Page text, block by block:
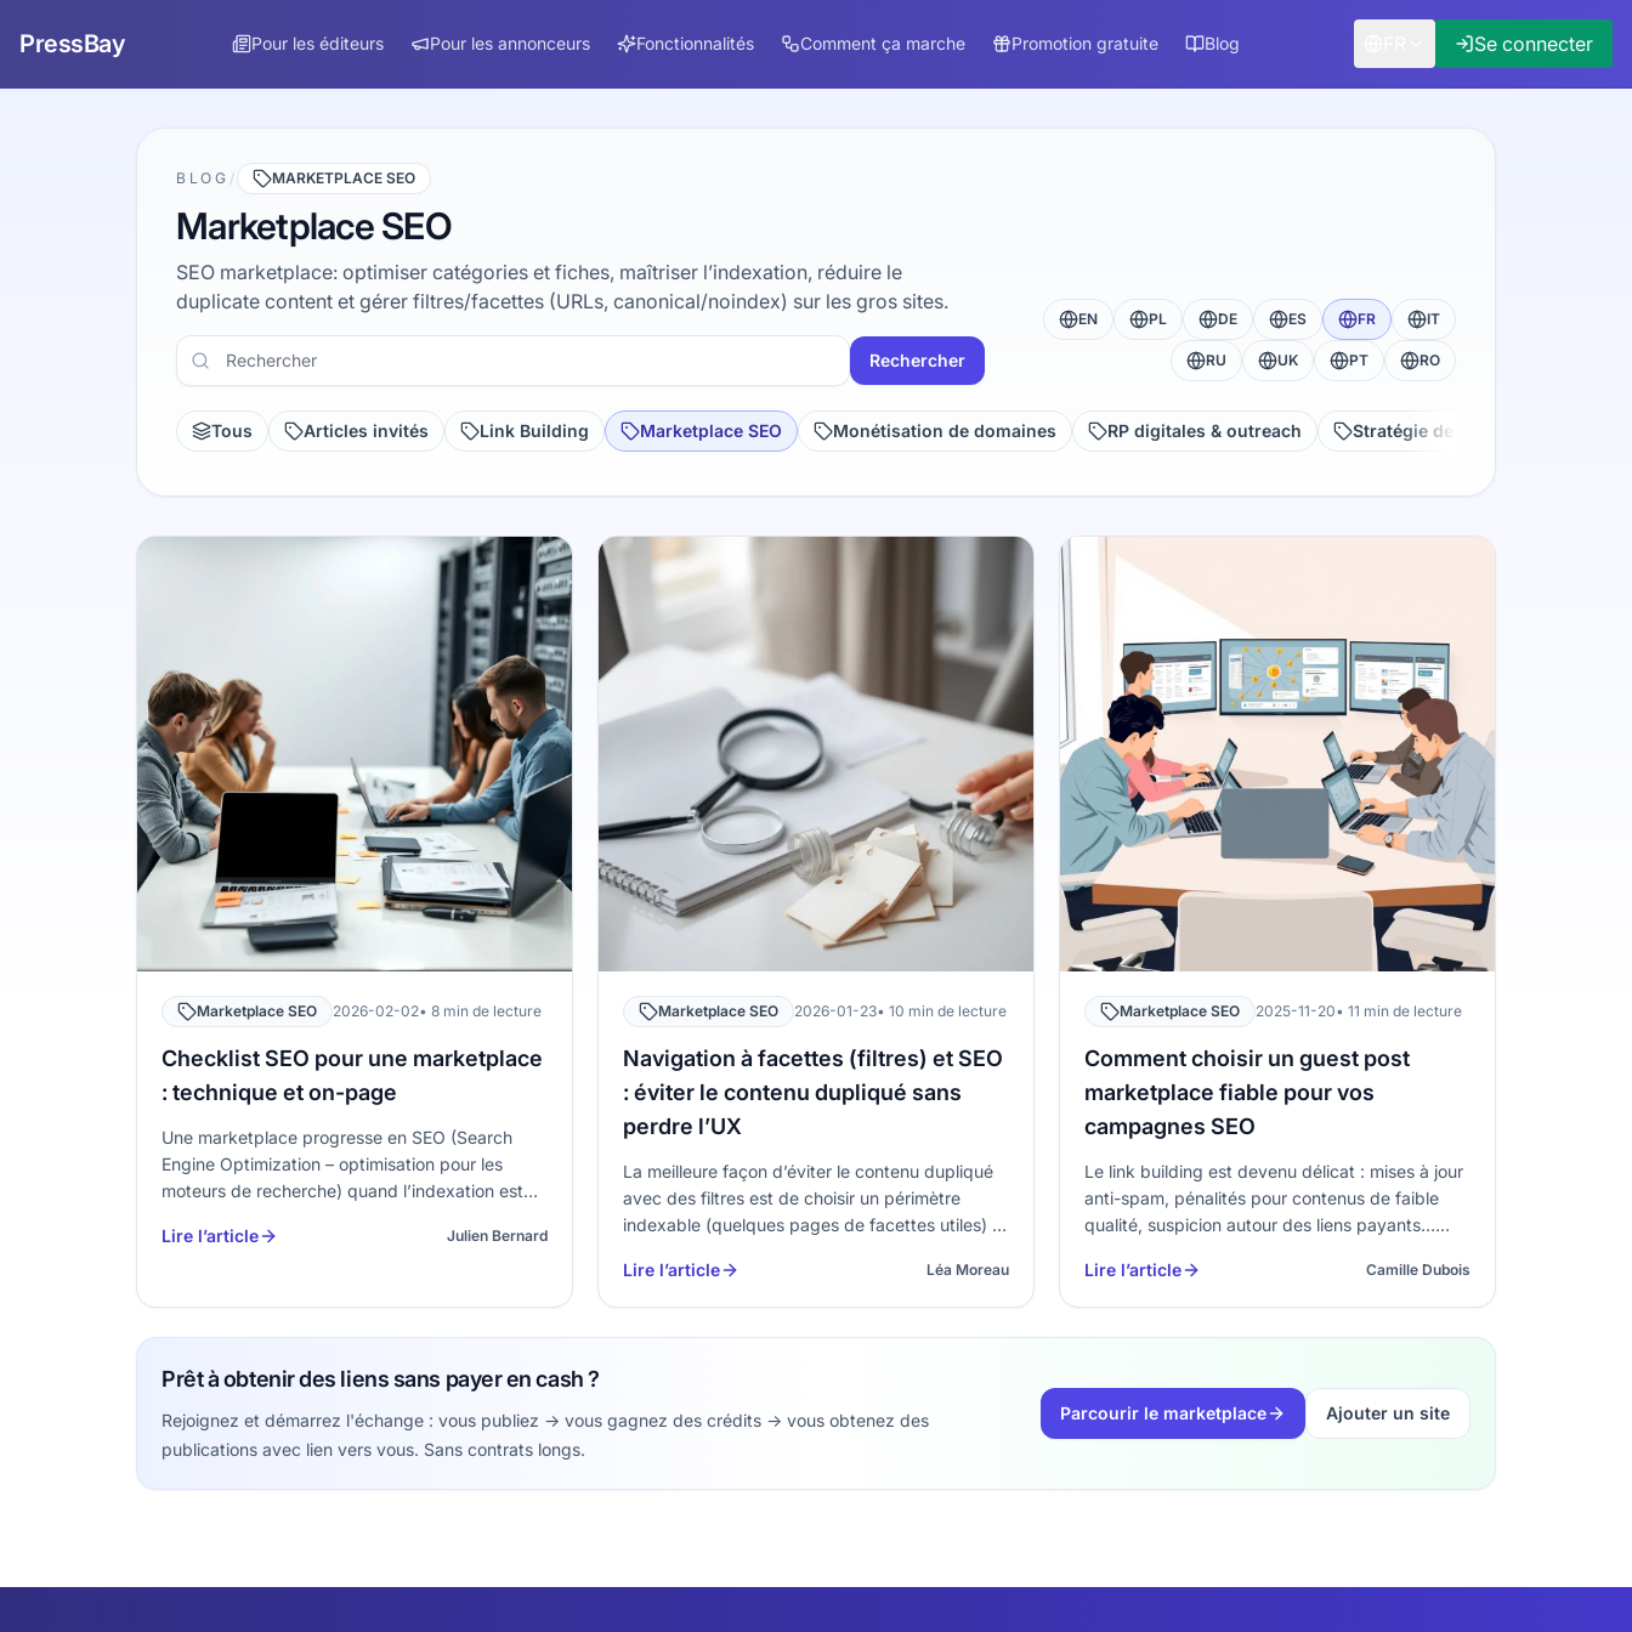
PressBay Pour les éditeurs Pour les annonceurs Fonctionnalités Comment ça marche Promotion gratuite Blog Se connecter
BLOG / MARKETPLACE SEO
Marketplace SEO
SEO marketplace: optimiser catégories et fiches, maîtriser l’indexation, réduire le
duplicate content et gérer filtres/facettes (URLs, canonical/noindex) sur les gros sites.
Rechercher
Rechercher
EN PL DE ES FR IT
RU UK PT RO
Tous Articles invités Link Building Marketplace SEO Monétisation de domaines RP digitales & outreach Stratégie de content marketing
Marketplace SEO 2026-02-02• 8 min de lecture
Checklist SEO pour une marketplace
: technique et on-page
Une marketplace progresse en SEO (Search
Engine Optimization – optimisation pour les
moteurs de recherche) quand l’indexation est
rapides, compréhensibles et utiles. Le plus gros
Lire l’article Julien Bernard
Marketplace SEO 2026-01-23• 10 min de lecture
Navigation à facettes (filtres) et SEO
: éviter le contenu dupliqué sans
perdre l’UX
La meilleure façon d’éviter le contenu dupliqué
avec des filtres est de choisir un périmètre
indexable (quelques pages de facettes utiles) et
créent pas de valeur pour la recherche. En SEO
(Search Engine Optimization – optimisation p…
Lire l’article Léa Moreau
Marketplace SEO 2025-11-20• 11 min de lecture
Comment choisir un guest post
marketplace fiable pour vos
campagnes SEO
Le link building est devenu délicat : mises à jour
anti-spam, pénalités pour contenus de faible
qualité, suspicion autour des liens payants…
nouveaux liens pour faire monter vos pages
clés. Les plateformes de mise en relation entre
Lire l’article Camille Dubois
Prêt à obtenir des liens sans payer en cash ?
Rejoignez et démarrez l'échange : vous publiez -> vous gagnez des crédits -> vous obtenez des
publications avec lien vers vous. Sans contrats longs.
Parcourir le marketplace Ajouter un site